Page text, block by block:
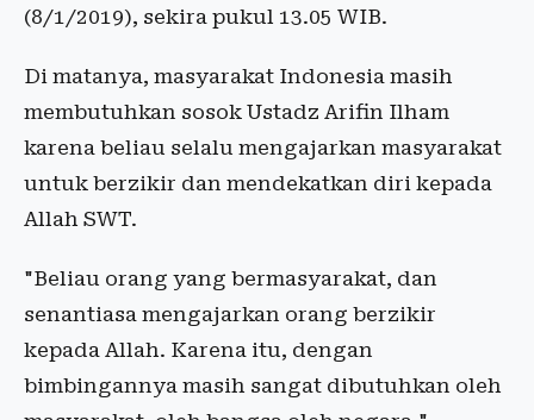
(8/1/2019), sekira pukul 13.05 WIB.
Di matanya, masyarakat Indonesia masih
membutuhkan sosok Ustadz Arifin Ilham
karena beliau selalu mengajarkan masyarakat
untuk berzikir dan mendekatkan diri kepada
Allah SWT.
"Beliau orang yang bermasyarakat, dan
senantiasa mengajarkan orang berzikir
kepada Allah. Karena itu, dengan
bimbingannya masih sangat dibutuhkan oleh